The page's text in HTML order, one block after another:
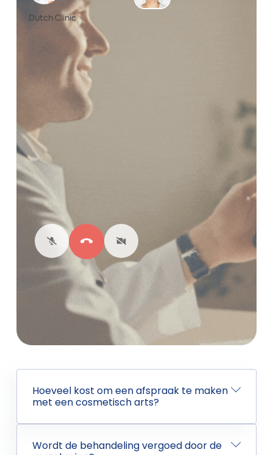
Dutch Clinic
Hoeveel kost om een afspraak te maken
met een cosmetisch arts?
Wordt de behandeling vergoed door de